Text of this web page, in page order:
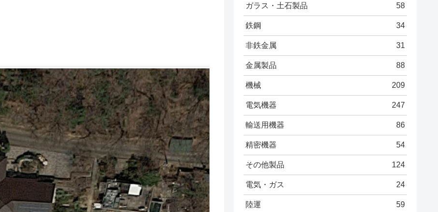
ガラス・土石製品 58
鉄鋼 34
非鉄金属 31
金属製品 88
機械 209
電気機器 247
輸送用機器 86
精密機器 54
その他製品 124
電気・ガス 24
陸運 59